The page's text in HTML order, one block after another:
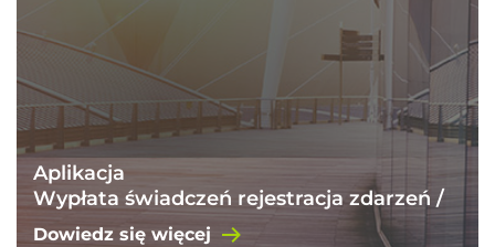
Aplikacja
Wypłata świadczeń rejestracja zdarzeń /
zarządzanie emisjami
Dowiedz się więcej